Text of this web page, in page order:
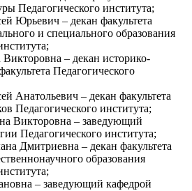
Педагогического института;
Юрьевич – декан факультета
и специального образования
– декан историко-
Педагогического
Анатольевич – декан факультета
Педагогического института;
Викторовна – заведующий
Педагогического института;
Дмитриевна – декан факультета
образования
– заведующий кафедрой